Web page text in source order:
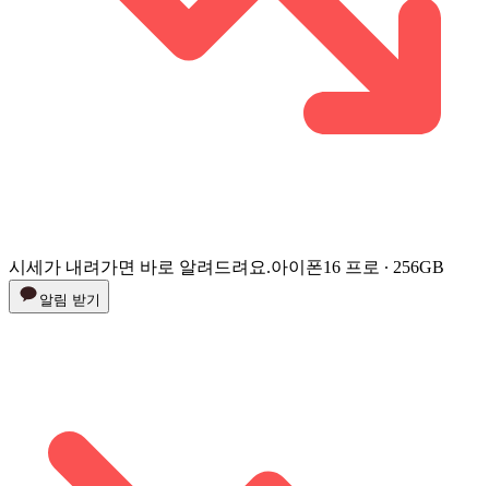
시세가 내려가면 바로 알려드려요.아이폰16 프로 ∙ 256GB
알림 받기